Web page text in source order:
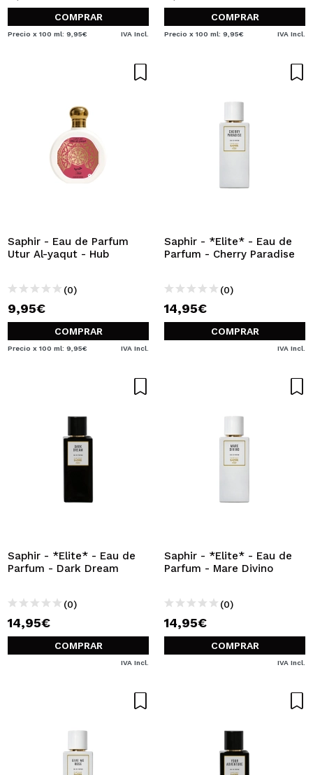
COMPRAR
Precio x 100 ml: 9,95€ IVA Incl.
COMPRAR
Precio x 100 ml: 9,95€ IVA Incl.
Saphir - Eau de Parfum
Utur Al-yaqut - Hub
(0)
9,95€
COMPRAR
Precio x 100 ml: 9,95€ IVA Incl.
Saphir - *Elite* - Eau de
Parfum - Cherry Paradise
(0)
14,95€
COMPRAR
IVA Incl.
Saphir - *Elite* - Eau de
Parfum - Dark Dream
(0)
14,95€
COMPRAR
IVA Incl.
Saphir - *Elite* - Eau de
Parfum - Mare Divino
(0)
14,95€
COMPRAR
IVA Incl.